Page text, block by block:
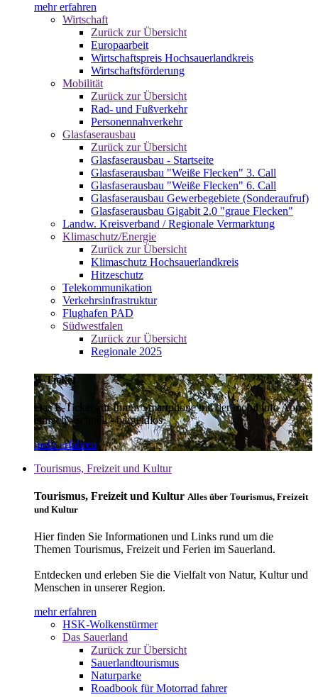
mehr erfahren
Wirtschaft
Zurück zur Übersicht
Europaarbeit
Wirtschaftspreis Hochsauerlandkreis
Wirtschaftsförderung
Mobilität
Zurück zur Übersicht
Rad- und Fußverkehr
Personennahverkehr
Glasfaserausbau
Zurück zur Übersicht
Glasfaserausbau - Startseite
Glasfaserausbau "Weiße Flecken" 3. Call
Glasfaserausbau "Weiße Flecken" 6. Call
Glasfaserausbau Gewerbegebiete (Sonderaufruf)
Glasfaserausbau Gigabit 2.0 "graue Flecken"
Landw. Kreisverband / Regionale Vermarktung
Klimaschutz/Energie
Zurück zur Übersicht
Klimaschutz Hochsauerlandkreis
Hitzeschutz
Telekommunikation
Verkehrsinfrastruktur
Flughafen PAD
Südwestfalen
Zurück zur Übersicht
Regionale 2025
E-Ticket
Das E-Ticket auf Ihrem Smartphone mit der mobil info App -
einfach - schnell - bargeldlos
mehr erfahren
Tourismus, Freizeit und Kultur
Tourismus, Freizeit und Kultur Alles über Tourismus, Freizeit
und Kultur
Hier finden Sie Informationen und Links rund um die
Themen Tourismus, Freizeit und Ferien im Sauerland.
Entdecken und erleben Sie die Vielfalt von Natur, Kultur und
Menschen in unserer Region.
mehr erfahren
HSK-Wolkenstürmer
Das Sauerland
Zurück zur Übersicht
Sauerlandtourismus
Naturparke
Roadbook für Motorrad fahrer